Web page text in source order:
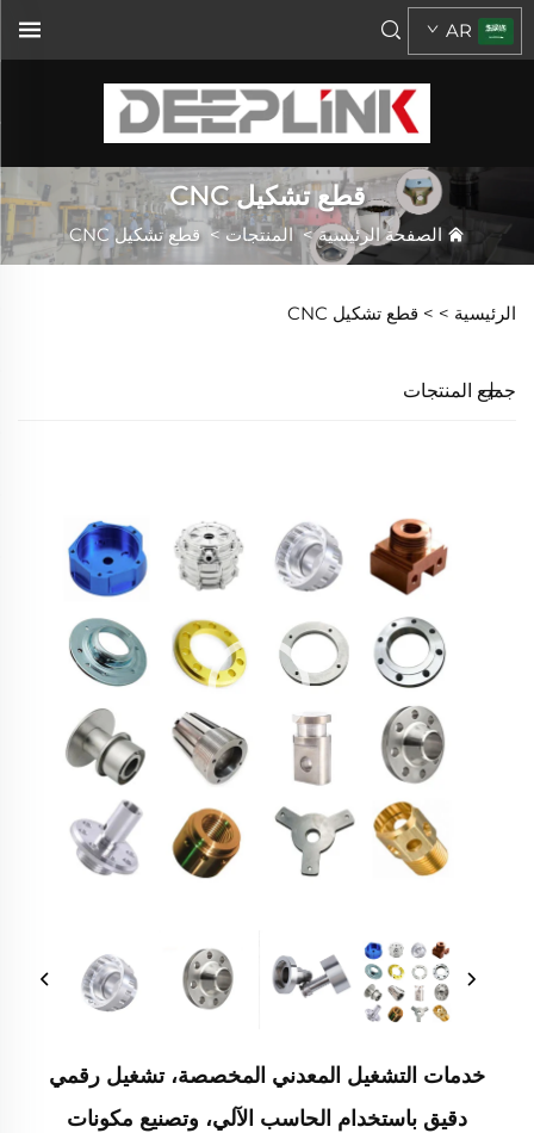
AR
قطع تشكيل CNC
الصفحة الرئيسية>المنتجات>قطع تشكيل CNC
الرئيسية > > قطع تشكيل CNC
جميع المنتجات
خدمات التشغيل المعدني المخصصة، تشغيل رقمي
دقيق باستخدام الحاسب الآلي، وتصنيع مكونات